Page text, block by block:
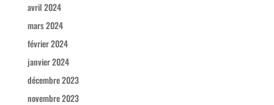
avril 2024
mars 2024
février 2024
janvier 2024
décembre 2023
novembre 2023